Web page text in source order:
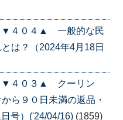
▼４０４▲ 一般的な民
は？（2024年4月18日
▼４０３▲ クーリン
ら９０日未満の返品・
号）('24/04/16) (1859)